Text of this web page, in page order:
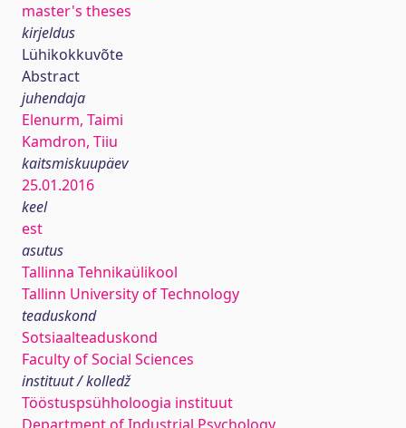
master's theses
kirjeldus
Lühikokkuvõte
Abstract
juhendaja
Elenurm, Taimi
Kamdron, Tiiu
kaitsmiskuupäev
25.01.2016
keel
est
asutus
Tallinna Tehnikaülikool
Tallinn University of Technology
teaduskond
Sotsiaalteaduskond
Faculty of Social Sciences
instituut / kolledž
Tööstuspsühholoogia instituut